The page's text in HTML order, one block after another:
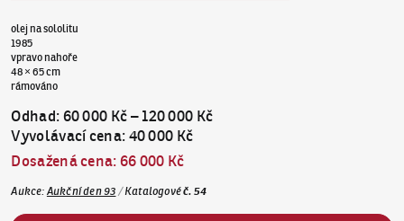
olej na sololitu
1985
vpravo nahoře
48 × 65 cm
rámováno
Odhad:60 000 Kč–120 000 Kč
Vyvolávací cena:40 000 Kč
Dosažená cena:66 000 Kč
Aukce: Aukční den 93 /Katalogovéč.54